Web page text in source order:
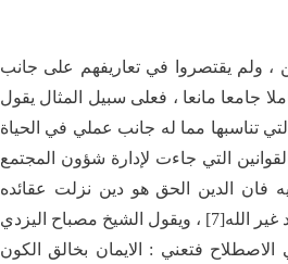
، ولم يقتصروا في تعاريفهم على جانب
جامعا مانعا ، فعلى سبيل المثال يقول
تناسبها مما له جانب عملي في الحياة
التي جاءت لإدارة شؤون المجتمع
فان الدين الحق هو دين نزلت عقائده
وقوانينه من الله عز وجل والدين الباطل هو الذي جاء ووضع ونظم من عند غير الله[7] ، ويقول الشيخ مصباح اليزدي
فتعني : الايمان بخالق الكون